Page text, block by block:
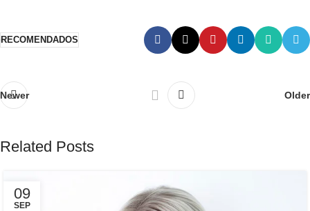
RECOMENDADOS
Newer Older
Related Posts
09
SEP